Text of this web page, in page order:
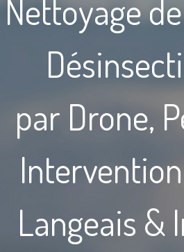
Nettoyage
par Drone,
Langeais &